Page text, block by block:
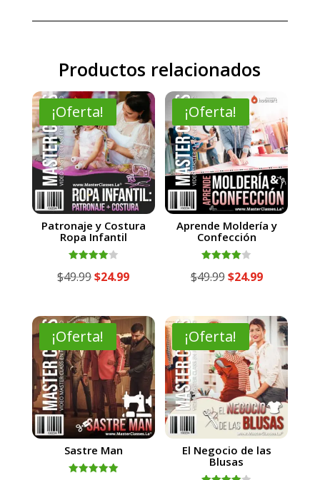
Productos relacionados
¡Oferta!
Patronaje y Costura
Ropa Infantil
con
$49.99El
original
era:
$49.99.
$24.99El
actual
es:
$24.99.
¡Oferta!
Aprende Moldería y
Confección
con
$49.99El
original
era:
$49.99.
$24.99El
actual
es:
$24.99.
¡Oferta!
Sastre Man
¡Oferta!
El Negocio de las
Blusas